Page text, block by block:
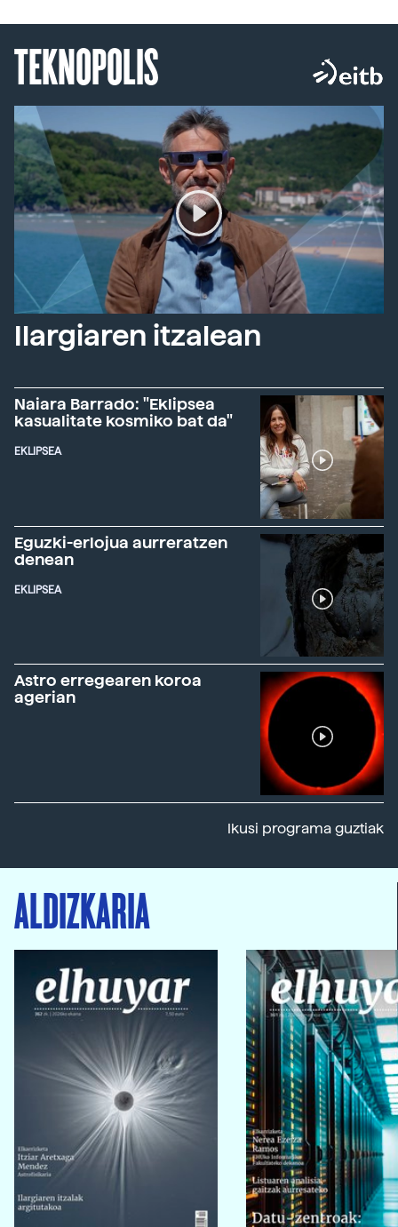
TEKNOPOLIS
Ilargiaren itzalean
Naiara Barrado: "Eklipsea
kasualitate kosmiko bat da"
EKLIPSEA
Eguzki-erlojua aurreratzen
denean
EKLIPSEA
Astro erregearen koroa
agerian
Ikusi programa guztiak
ALDIZKARIA